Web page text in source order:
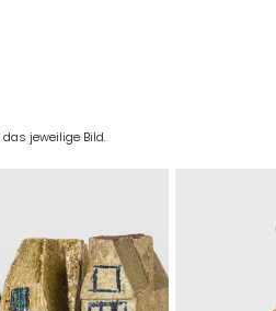
jeweilige Bild.